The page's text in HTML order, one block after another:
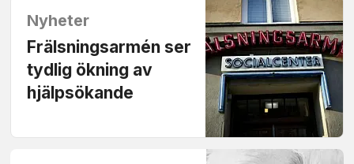
Nyheter
Frälsningsarmén ser
tydlig ökning av
hjälpsökande